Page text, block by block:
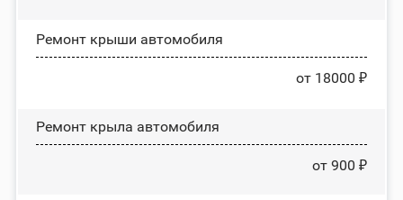
Ремонт крыши автомобиля
от 18000 ₽
Ремонт крыла автомобиля
от 900 ₽